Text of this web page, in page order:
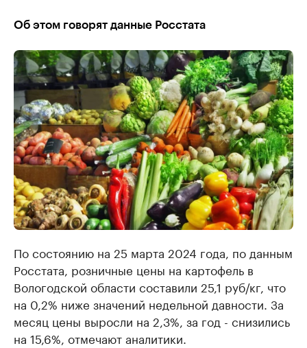
Об этом говорят данные Росстата
По состоянию на 25 марта 2024 года, по данным
Росстата, розничные цены на картофель в
Вологодской области составили 25,1 руб/кг, что
на 0,2% ниже значений недельной давности. За
месяц цены выросли на 2,3%, за год - снизились
на 15,6%, отмечают аналитики.